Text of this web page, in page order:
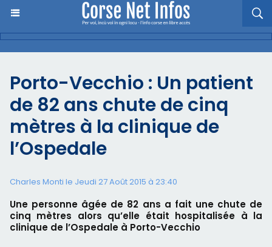
Porto-Vecchio : Un patient
de 82 ans chute de cinq
mètres à la clinique de
l’Ospedale
Charles Monti le Jeudi 27 Août 2015 à 23:40
Une personne âgée de 82 ans a fait une chute de
cinq mètres alors qu’elle était hospitalisée à la
clinique de l’Ospedale à Porto-Vecchio